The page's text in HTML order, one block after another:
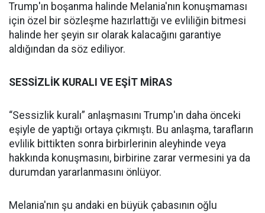
Trump'ın boşanma halinde Melania'nın konuşmaması
için özel bir sözleşme hazırlattığı ve evliliğin bitmesi
halinde her şeyin sır olarak kalacağını garantiye
aldığından da söz ediliyor.
SESSİZLİK KURALI VE EŞİT MİRAS
“Sessizlik kuralı” anlaşmasını Trump'ın daha önceki
eşiyle de yaptığı ortaya çıkmıştı. Bu anlaşma, tarafların
evlilik bittikten sonra birbirlerinin aleyhinde veya
hakkında konuşmasını, birbirine zarar vermesini ya da
durumdan yararlanmasını önlüyor.
Melania'nın şu andaki en büyük çabasının oğlu